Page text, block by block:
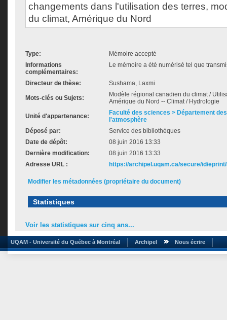
changements dans l'utilisation des terres,
du climat, Amérique du Nord
Type:
Mémoire accepté
Informations
complémentaires:
Le mémoire a été numérisé tel que
Directeur de thèse: Sushama, Laxmi
Mots-clés ou Sujets:
Modèle régional canadien du climat /
Amérique du Nord -- Climat / Hydrologie
Unité d'appartenance:
Faculté des sciences > Département
l'atmosphère
Déposé par:
Service des bibliothèques
Date de dépôt:
08 juin 2016 13:33
Dernière modification:
08 juin 2016 13:33
Adresse URL :
https://archipel.uqam.ca/secure/id/
Modifier les métadonnées (propriétaire du document)
Statistiques
Voir les statistiques sur cinq ans...
UQAM - Université du Québec à Montréal Archipel Nous écrire